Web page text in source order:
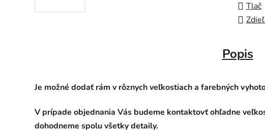
Tlač
Popis
Je možné dodať rám v rôznych veľkostiach a farebných
V prípade objednania Vás budeme kontaktovť ohľadne
dohodneme spolu všetky detaily.